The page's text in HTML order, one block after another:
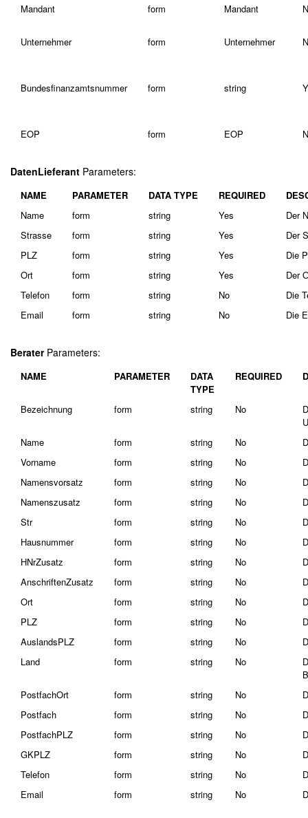
Mandant form Mandant
Unternehmer form Unternehmer
Bundesfinanzamtsnummer form string
EOP form EOP
DatenLieferant Parameters:
NAME PARAMETER DATA TYPE REQUIRED
Name
form string Yes
Der
Strasse
form string Yes
Der
PLZ
form string Yes
Die
Ort
form string Yes
Der
Telefon
form string No
Die
Email
form string No Die
BeraterParameters:
NAME PARAMETER
DATA
TYPE
REQUIRED
Bezeichnung form string No
Name
form string No
Vorname
form string No
Namensvorsatz
form string No
Namenszusatz
form string No
Str
form string No
Hausnummer
form string No
HNrZusatz
form string No
AnschriftenZusatz
form string No
Ort
form string No
PLZ
form string No
AuslandsPLZ
form string No
Land
form string No
PostfachOrt
form string No
Postfach
form string No
PostfachPLZ
form string No
GKPLZ
form string No
Telefon
form string No
Email
form string No